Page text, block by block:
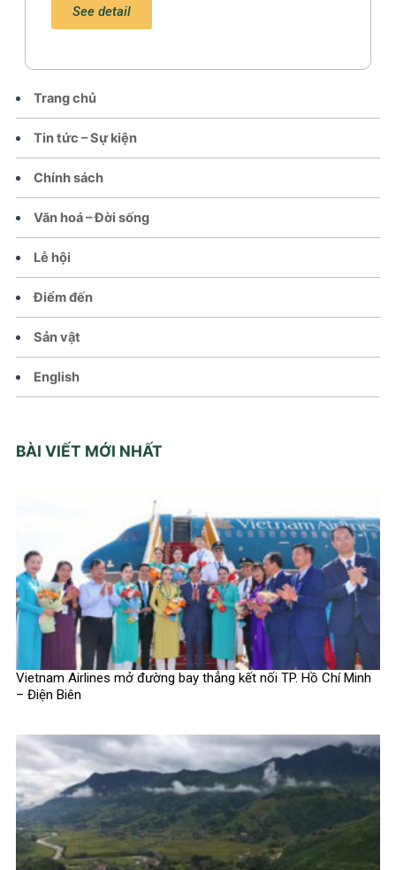
Trang chủ
Tin tức – Sự kiện
Chính sách
Văn hoá – Đời sống
Lễ hội
Điểm đến
Sản vật
English
BÀI VIẾT MỚI NHẤT
Vietnam Airlines mở đường bay thẳng kết nối TP. Hồ Chí Minh
– Điện Biên
See detail